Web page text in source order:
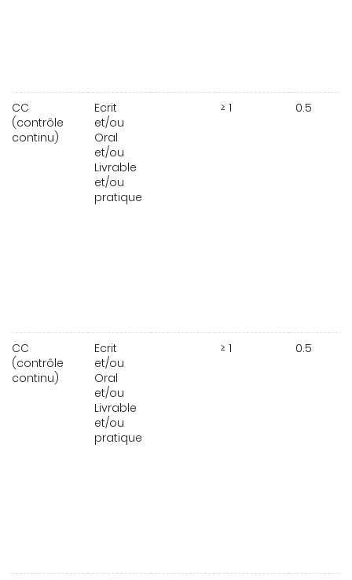
CC
(contrôle
continu)
Ecrit
et/ou
Oral
et/ou
Livrable
et/ou
pratique
≥ 1 0.5
CC
(contrôle
continu)
Ecrit
et/ou
Oral
et/ou
Livrable
et/ou
pratique
≥ 1 0.5